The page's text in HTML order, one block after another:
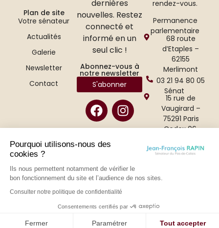
Pourquoi utilisons-nous des
cookies ?
Ils nous permettent notamment de vérifier le
bon fonctionnement du site et l’audience de nos sites.
Consulter notre politique de confidentialité
Consentements certifiés par
Fermer Paramétrer Tout accepter
dernières
nouvelles. Restez
connecté et
informé en un
seul clic !
Abonnez-vous à
notre newsletter
S'abonner
rendez-vous.
Permanence
parlementaire
68 route
d’Etaples –
62155
Merlimont
03 21 94 80 05
Sénat
15 rue de
Vaugirard –
75291 Paris
Cedex 06.
Plan de site
Votre sénateur
Actualités
Galerie
Newsletter
Contact
Politique de confidentialité Mentions légales – Conçu par CONCILIUM